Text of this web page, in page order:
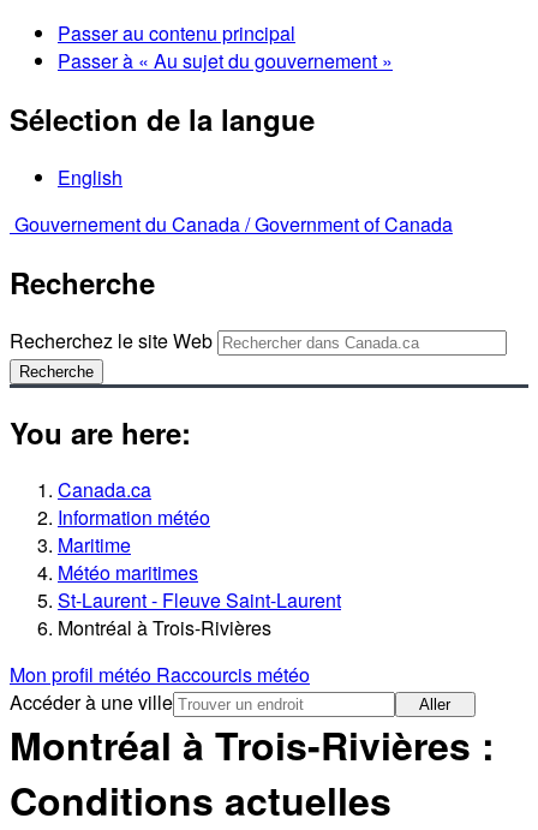
Passer au contenu principal
Passer à « Au sujet du gouvernement »
Sélection de la langue
English
Gouvernement du Canada /Government of Canada
Recherche
Recherchez le site Web
Recherche
You are here:
Canada.ca
Information météo
Maritime
Météo maritimes
St-Laurent - Fleuve Saint-Laurent
Montréal à Trois-Rivières
Mon profil météo Raccourcis météo
Accéder à une ville
Aller
Montréal à Trois-Rivières :
Conditions actuelles